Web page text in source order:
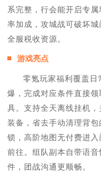
系完整，行会能开启专
率加成，攻城战可破坏
全服税收资源。
游戏亮点
零氪玩家福利覆盖日
爆，完成对应条件直接
具。支持全天离线挂机
装备，省去手动清理背
锁，高阶地图无付费进
前往。组队副本自带语
件，团战沟通更顺畅。